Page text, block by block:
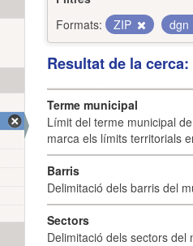
Formats:
ZIP dgn
Resultat de la
Terme municipal
Límit del terme municipal
marca els límits territorials
Barris
Delimitació dels barris del
Sectors
Delimitació dels sectors del